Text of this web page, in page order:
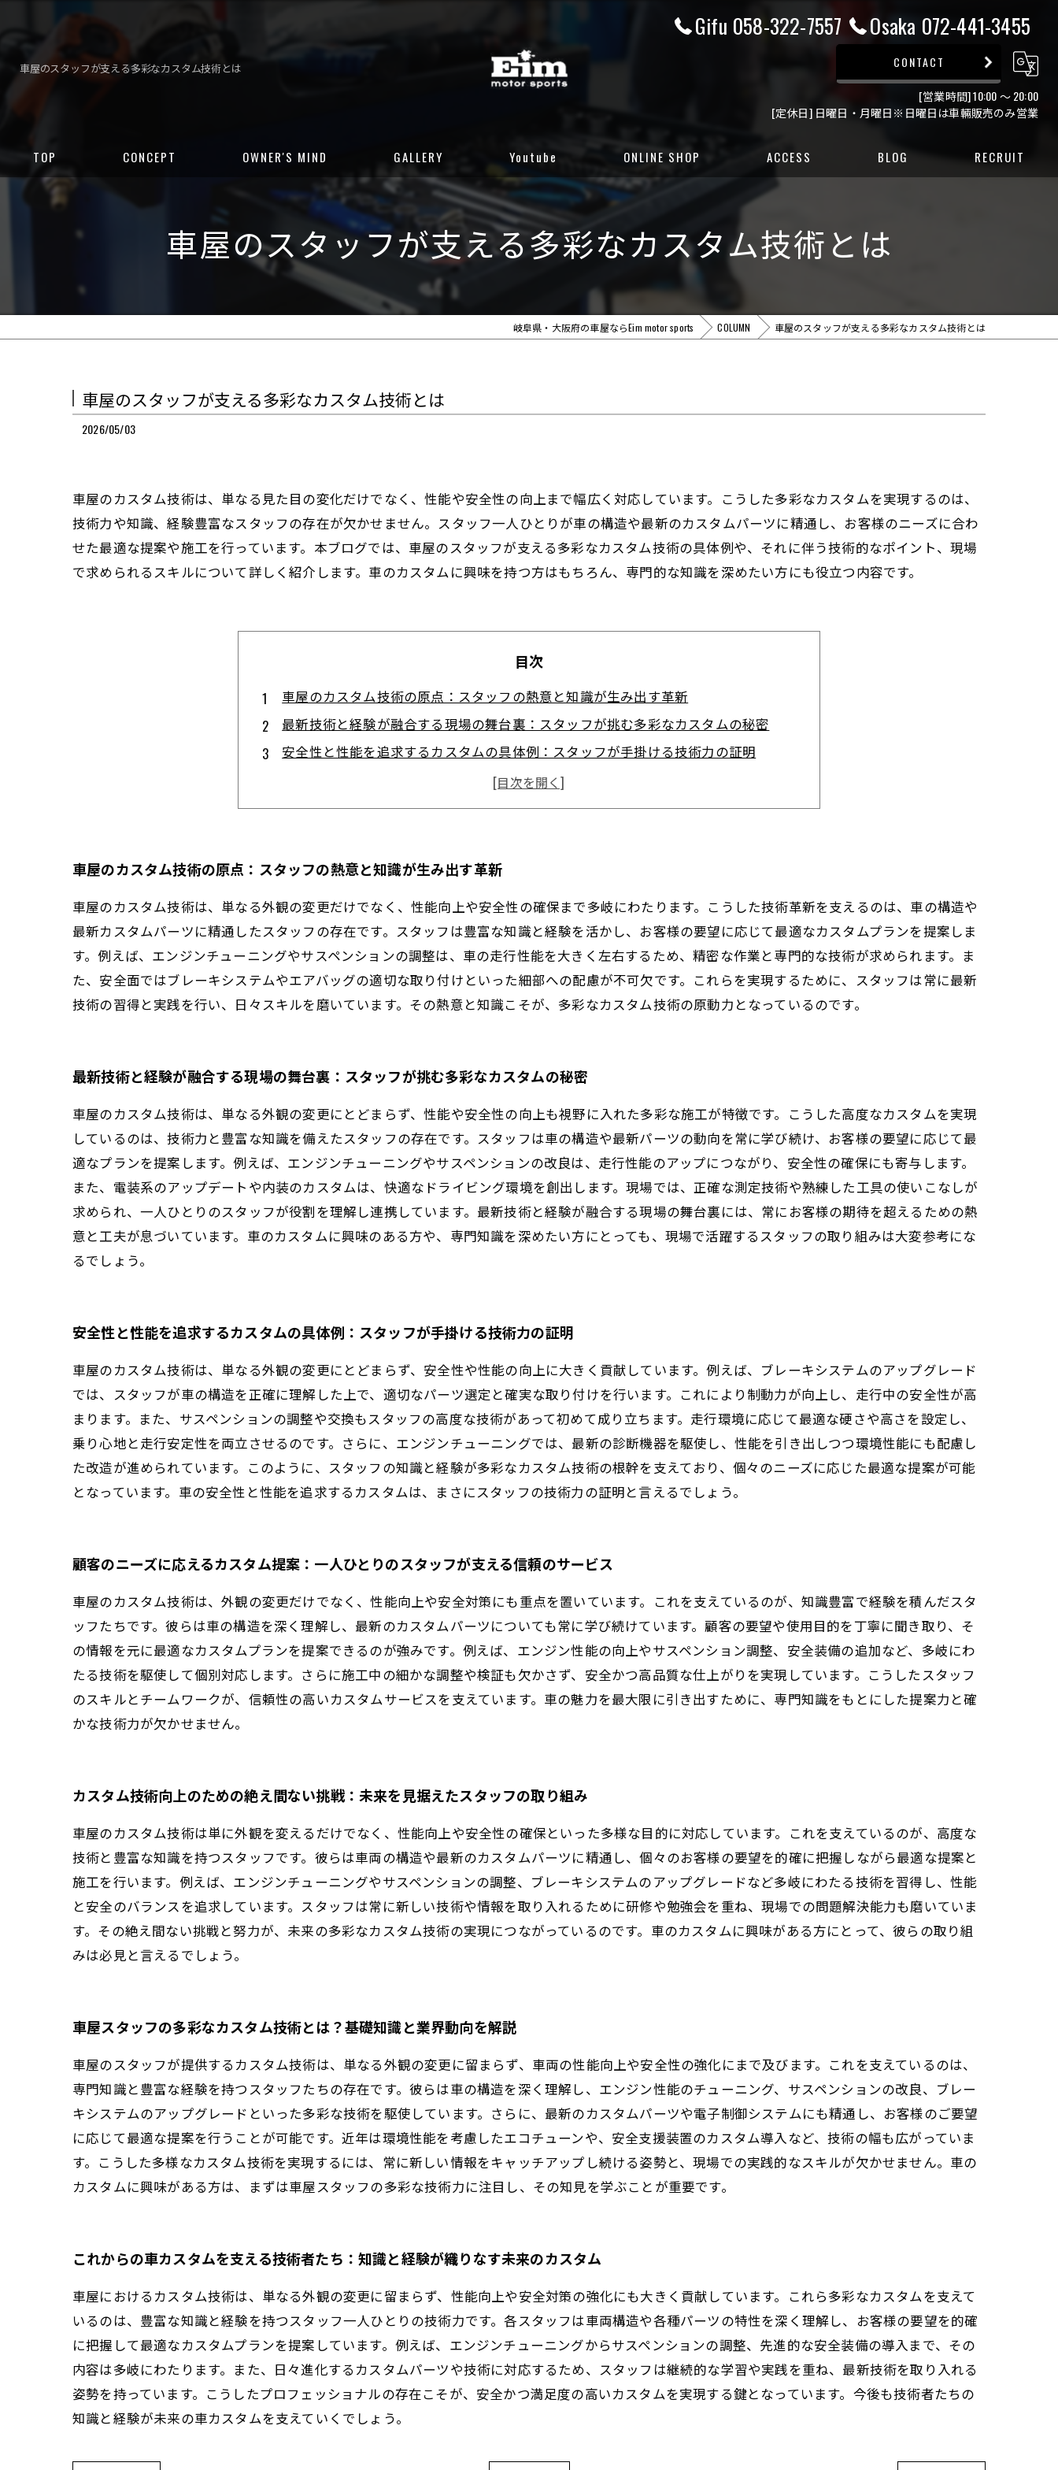
車屋のスタッフが支える多彩なカスタム技術とは
Gifu 058-322-7557 Osaka 072-441-3455
CONTACT
[営業時間] 10:00 ～ 20:00
[定休日] 日曜日・月曜日※日曜日は車輛販売のみ営業
TOP CONCEPT OWNER'S MIND GALLERY
CUSTOM GALLERY
STOCK CARS
DELIVERED CARS
Youtube ONLINE SHOP
岐阜店グーネット
大阪店カーセンサー
大阪店グーネット
ACCESS BLOG RECRUIT
車屋のスタッフが支える多彩なカスタム技術とは
岐阜県・大阪府の車屋ならEim motor sports COLUMN 車屋のスタッフが支える多彩なカスタム技術とは
車屋のスタッフが支える多彩なカスタム技術とは
2026/05/03
車屋のカスタム技術は、単なる見た目の変化だけでなく、性能や安全性の向上まで幅広く対応しています。こうした多彩なカスタムを実現するのは、
技術力や知識、経験豊富なスタッフの存在が欠かせません。スタッフ一人ひとりが車の構造や最新のカスタムパーツに精通し、お客様のニーズに合わ
せた最適な提案や施工を行っています。本ブログでは、車屋のスタッフが支える多彩なカスタム技術の具体例や、それに伴う技術的なポイント、現場
で求められるスキルについて詳しく紹介します。車のカスタムに興味を持つ方はもちろん、専門的な知識を深めたい方にも役立つ内容です。
目次
車屋のカスタム技術の原点：スタッフの熱意と知識が生み出す革新
最新技術と経験が融合する現場の舞台裏：スタッフが挑む多彩なカスタムの秘密
安全性と性能を追求するカスタムの具体例：スタッフが手掛ける技術力の証明
顧客のニーズに応えるカスタム提案：一人ひとりのスタッフが支える信頼のサービス
カスタム技術向上のための絶え間ない挑戦：未来を見据えたスタッフの取り組み
これからの車カスタムを支える技術者たち：知識と経験が織りなす未来のカスタム
車屋のカスタム技術の原点：スタッフの熱意と知識が生み出す革新
車屋のカスタム技術は、単なる外観の変更だけでなく、性能向上や安全性の確保まで多岐にわたります。こうした技術革新を支えるのは、車の構造や
最新カスタムパーツに精通したスタッフの存在です。スタッフは豊富な知識と経験を活かし、お客様の要望に応じて最適なカスタムプランを提案しま
す。例えば、エンジンチューニングやサスペンションの調整は、車の走行性能を大きく左右するため、精密な作業と専門的な技術が求められます。ま
た、安全面ではブレーキシステムやエアバッグの適切な取り付けといった細部への配慮が不可欠です。これらを実現するために、スタッフは常に最新
技術の習得と実践を行い、日々スキルを磨いています。その熱意と知識こそが、多彩なカスタム技術の原動力となっているのです。
最新技術と経験が融合する現場の舞台裏：スタッフが挑む多彩なカスタムの秘密
車屋のカスタム技術は、単なる外観の変更にとどまらず、性能や安全性の向上も視野に入れた多彩な施工が特徴です。こうした高度なカスタムを実現
しているのは、技術力と豊富な知識を備えたスタッフの存在です。スタッフは車の構造や最新パーツの動向を常に学び続け、お客様の要望に応じて最
適なプランを提案します。例えば、エンジンチューニングやサスペンションの改良は、走行性能のアップにつながり、安全性の確保にも寄与します。
また、電装系のアップデートや内装のカスタムは、快適なドライビング環境を創出します。現場では、正確な測定技術や熟練した工具の使いこなしが
求められ、一人ひとりのスタッフが役割を理解し連携しています。最新技術と経験が融合する現場の舞台裏には、常にお客様の期待を超えるための熱
意と工夫が息づいています。車のカスタムに興味のある方や、専門知識を深めたい方にとっても、現場で活躍するスタッフの取り組みは大変参考にな
るでしょう。
安全性と性能を追求するカスタムの具体例：スタッフが手掛ける技術力の証明
車屋のカスタム技術は、単なる外観の変更にとどまらず、安全性や性能の向上に大きく貢献しています。例えば、ブレーキシステムのアップグレード
では、スタッフが車の構造を正確に理解した上で、適切なパーツ選定と確実な取り付けを行います。これにより制動力が向上し、走行中の安全性が高
まります。また、サスペンションの調整や交換もスタッフの高度な技術があって初めて成り立ちます。走行環境に応じて最適な硬さや高さを設定し、
乗り心地と走行安定性を両立させるのです。さらに、エンジンチューニングでは、最新の診断機器を駆使し、性能を引き出しつつ環境性能にも配慮し
た改造が進められています。このように、スタッフの知識と経験が多彩なカスタム技術の根幹を支えており、個々のニーズに応じた最適な提案が可能
となっています。車の安全性と性能を追求するカスタムは、まさにスタッフの技術力の証明と言えるでしょう。
顧客のニーズに応えるカスタム提案：一人ひとりのスタッフが支える信頼のサービス
車屋のカスタム技術は、外観の変更だけでなく、性能向上や安全対策にも重点を置いています。これを支えているのが、知識豊富で経験を積んだスタ
ッフたちです。彼らは車の構造を深く理解し、最新のカスタムパーツについても常に学び続けています。顧客の要望や使用目的を丁寧に聞き取り、そ
の情報を元に最適なカスタムプランを提案できるのが強みです。例えば、エンジン性能の向上やサスペンション調整、安全装備の追加など、多岐にわ
たる技術を駆使して個別対応します。さらに施工中の細かな調整や検証も欠かさず、安全かつ高品質な仕上がりを実現しています。こうしたスタッフ
のスキルとチームワークが、信頼性の高いカスタムサービスを支えています。車の魅力を最大限に引き出すために、専門知識をもとにした提案力と確
かな技術力が欠かせません。
カスタム技術向上のための絶え間ない挑戦：未来を見据えたスタッフの取り組み
車屋のカスタム技術は単に外観を変えるだけでなく、性能向上や安全性の確保といった多様な目的に対応しています。これを支えているのが、高度な
技術と豊富な知識を持つスタッフです。彼らは車両の構造や最新のカスタムパーツに精通し、個々のお客様の要望を的確に把握しながら最適な提案と
施工を行います。例えば、エンジンチューニングやサスペンションの調整、ブレーキシステムのアップグレードなど多岐にわたる技術を習得し、性能
と安全のバランスを追求しています。スタッフは常に新しい技術や情報を取り入れるために研修や勉強会を重ね、現場での問題解決能力も磨いていま
す。その絶え間ない挑戦と努力が、未来の多彩なカスタム技術の実現につながっているのです。車のカスタムに興味がある方にとって、彼らの取り組
みは必見と言えるでしょう。
車屋スタッフの多彩なカスタム技術とは？基礎知識と業界動向を解説
車屋のスタッフが提供するカスタム技術は、単なる外観の変更に留まらず、車両の性能向上や安全性の強化にまで及びます。これを支えているのは、
専門知識と豊富な経験を持つスタッフたちの存在です。彼らは車の構造を深く理解し、エンジン性能のチューニング、サスペンションの改良、ブレー
キシステムのアップグレードといった多彩な技術を駆使しています。さらに、最新のカスタムパーツや電子制御システムにも精通し、お客様のご要望
に応じて最適な提案を行うことが可能です。近年は環境性能を考慮したエコチューンや、安全支援装置のカスタム導入など、技術の幅も広がっていま
す。こうした多様なカスタム技術を実現するには、常に新しい情報をキャッチアップし続ける姿勢と、現場での実践的なスキルが欠かせません。車の
カスタムに興味がある方は、まずは車屋スタッフの多彩な技術力に注目し、その知見を学ぶことが重要です。
これからの車カスタムを支える技術者たち：知識と経験が織りなす未来のカスタム
車屋におけるカスタム技術は、単なる外観の変更に留まらず、性能向上や安全対策の強化にも大きく貢献しています。これら多彩なカスタムを支えて
いるのは、豊富な知識と経験を持つスタッフ一人ひとりの技術力です。各スタッフは車両構造や各種パーツの特性を深く理解し、お客様の要望を的確
に把握して最適なカスタムプランを提案しています。例えば、エンジンチューニングからサスペンションの調整、先進的な安全装備の導入まで、その
内容は多岐にわたります。また、日々進化するカスタムパーツや技術に対応するため、スタッフは継続的な学習や実践を重ね、最新技術を取り入れる
姿勢を持っています。こうしたプロフェッショナルの存在こそが、安全かつ満足度の高いカスタムを実現する鍵となっています。今後も技術者たちの
知識と経験が未来の車カスタムを支えていくでしょう。